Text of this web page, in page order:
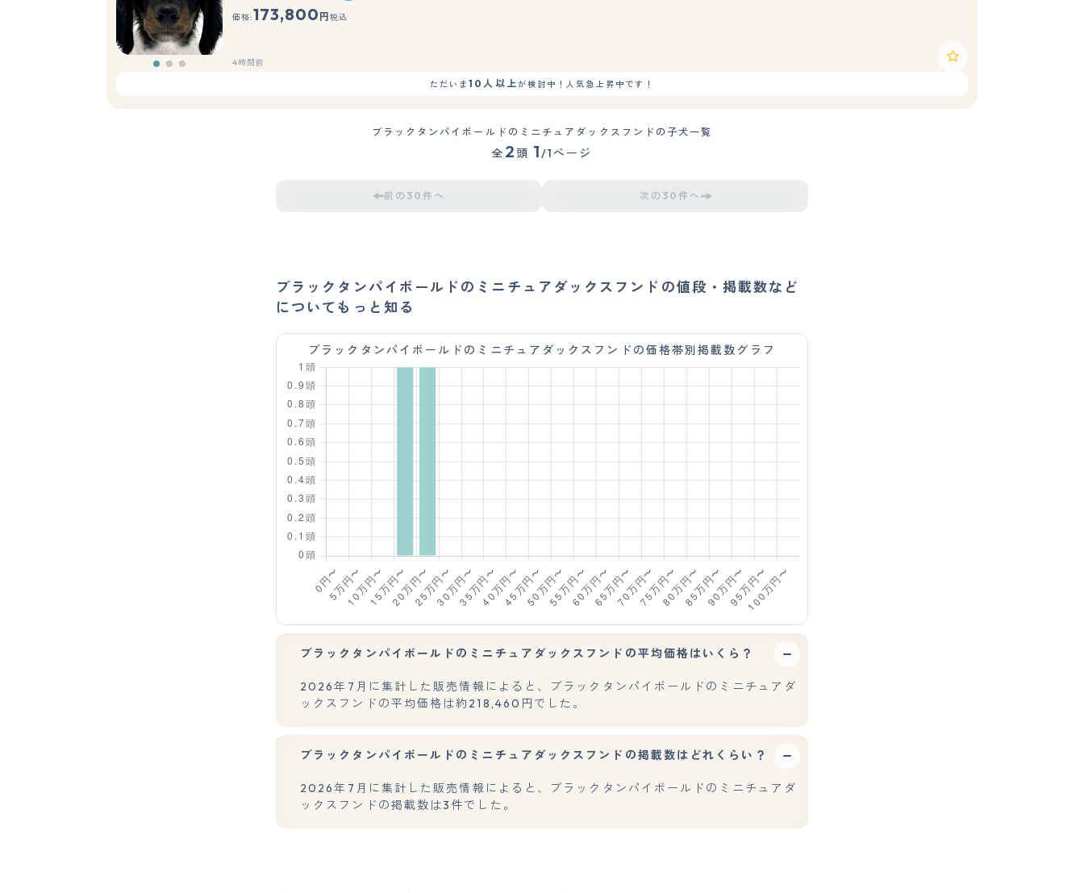
価格:173,800 円 税込
4時間前
ただいま10人以上が検討中！人気急上昇中です！
ブラックタンパイボールドのミニチュアダックスフンドの子犬一覧
全 2 頭 1/1ページ
前の30件へ 次の30件へ
ブラックタンパイボールドのミニチュアダックスフンドの値段・掲載数など
についてもっと知る
ブラックタンパイボールドのミニチュアダックスフンドの価格帯別掲載数グラフ
ブラックタンパイボールドのミニチュアダックスフンドの平均価格はいくら？
2026年7月に集計した販売情報によると、ブラックタンパイボールドのミニチュアダ
ックスフンドの平均価格は約218,460円でした。
ブラックタンパイボールドのミニチュアダックスフンドの掲載数はどれくらい？
2026年7月に集計した販売情報によると、ブラックタンパイボールドのミニチュアダ
ックスフンドの掲載数は3件でした。